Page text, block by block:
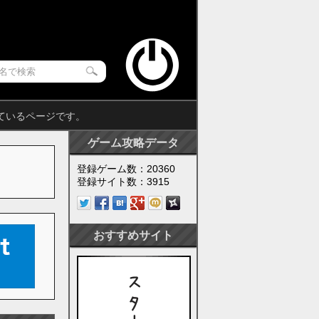
るページです。
ゲーム攻略データ
登録ゲーム数：20360
登録サイト数：3915
おすすめサイト